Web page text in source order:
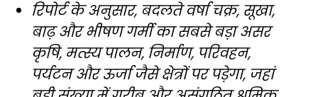
रिपोर्ट के अनुसार, बदलते वर्षा चक्र, सूखा,
बाढ़ और भीषण गर्मी का सबसे बड़ा असर
कृषि, मत्स्य पालन, निर्माण, परिवहन,
पर्यटन और ऊर्जा जैसे क्षेत्रों पर पड़ेगा, जहां